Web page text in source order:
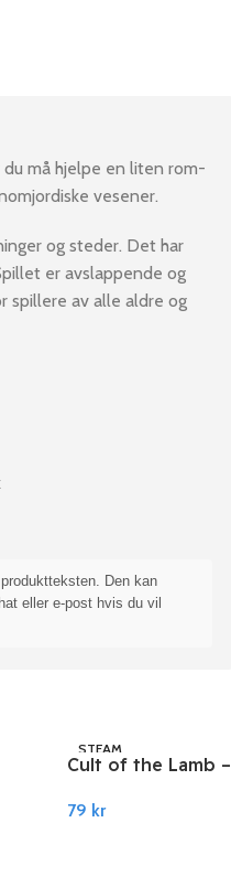
må hjelpe en liten rom-
vesener.
og steder. Det har
er avslappende og
spillere av alle aldre og
Den kan
eller e-post hvis du vil
STEAM
Cult of the Lamb –
Steam
79 kr